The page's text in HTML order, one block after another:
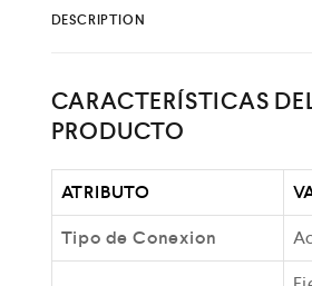
DESCRIPTION
CARACTERÍSTICAS
PRODUCTO
ATRIBUTO
Tipo de Conexion